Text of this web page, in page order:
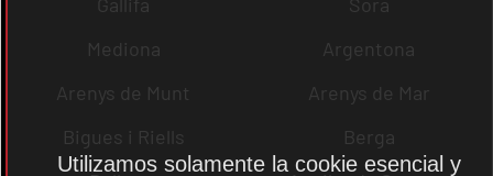
Gallifa
Sora
Mediona
Argentona
Arenys de Munt
Arenys de Mar
Bigues i Riells
Berga
Utilizamos solamente la cookie esencial y